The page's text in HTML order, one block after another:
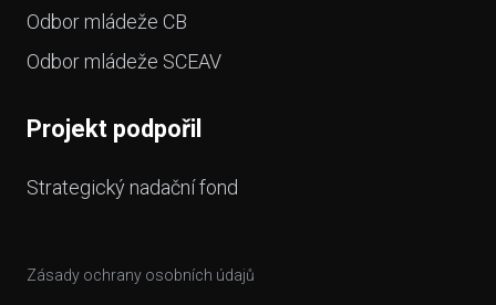
Odbor mládeže CB
Odbor mládeže SCEAV
Projekt podpořil
Strategický nadační fond
Zásady ochrany osobních údajů